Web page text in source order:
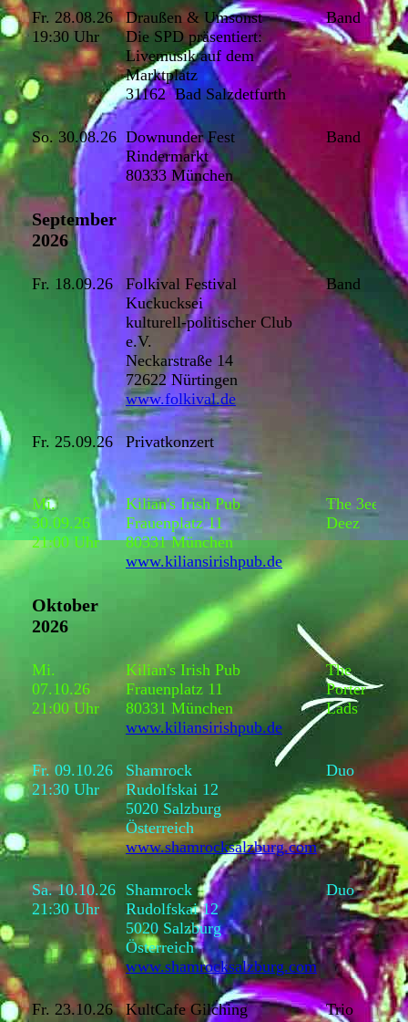
Fr. 28.08.26
19:30 Uhr
Draußen & Umsonst
Die SPD präsentiert:
Livemusik auf dem
Marktplatz
31162 Bad Salzdetfurth
Band
So. 30.08.26 Downunder Fest
Rindermarkt
80333 München
Band
September
2026
Fr. 18.09.26
Folkival Festival
Kuckucksei
kulturell-politischer Club
e.V.
Neckarstraße 14
72622 Nürtingen
www.folkival.de
Band
Fr. 25.09.26 Privatkonzert
Mi.
30.09.26
21:00 Uhr
Kilian's Irish Pub
Frauenplatz 11
80331 München
www.kiliansirishpub.de
The 3ee
Deez
Oktober
2026
Mi.
07.10.26
21:00 Uhr
Kilian's Irish Pub
Frauenplatz 11
80331 München
www.kiliansirishpub.de
The
Porter
Lads
Fr. 09.10.26
21:30 Uhr
Shamrock
Rudolfskai 12
5020 Salzburg
Österreich
www.shamrocksalzburg.com
Duo
Sa. 10.10.26
21:30 Uhr
Shamrock
Rudolfskai 12
5020 Salzburg
Österreich
www.shamrocksalzburg.com
Duo
Fr. 23.10.26
KultCafe Gilching
Trio